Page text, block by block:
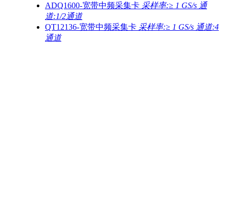
ADQ1600-宽带中频采集卡 采样率:≥ 1 GS/s 通
道:1/2通道
QT12136-宽带中频采集卡 采样率:≥ 1 GS/s 通道:4
通道